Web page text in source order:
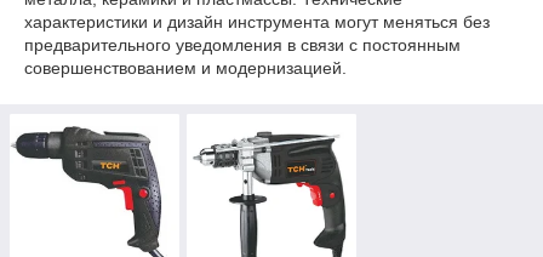
характеристики и дизайн инструмента могут меняться без
предварительного уведомления в связи с постоянным
совершенствованием и модернизацией.